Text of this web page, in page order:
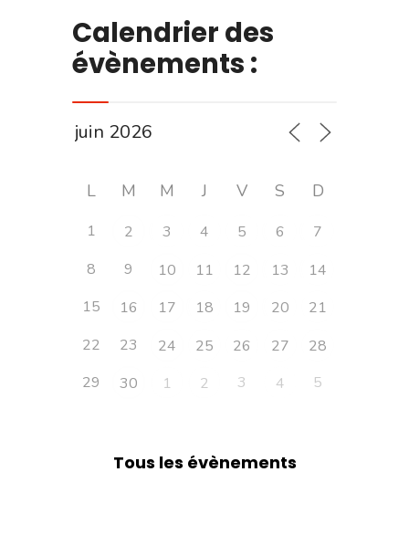
Calendrier des
évènements :
L M M J V S D
1 2 3 4 5 6
7
8
9 10 11 12 13
14
15
16 17 18 19 20
21
22
23 24 25 26 27
28
29
30 1 2 3 4 5
Tous les évènements